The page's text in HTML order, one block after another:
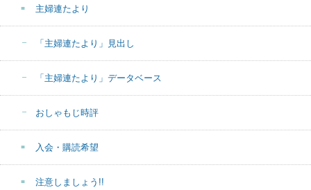
主婦連たより
「主婦連たより」見出し
「主婦連たより」データベース
おしゃもじ時評
入会・購読希望
注意しましょう!!